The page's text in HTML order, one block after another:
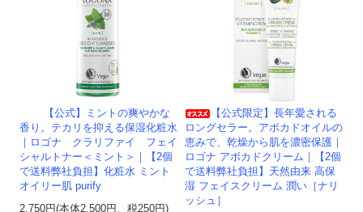
【公式】ミントの爽やかな
香り。テカリを抑える保湿化粧水
｜ロゴナ クラリファイ フェイ
シャルトナー＜ミント＞｜【2個
で送料弊社負担】化粧水 ミント
オイリー肌 purify
2,750円(本体2,500円、税250円)
【公式限定】長年愛される
ロングセラー。アボカドオイルの
恵みで、乾燥から肌を濃密保護｜
ロゴナ アボカドクリーム｜【2個
で送料弊社負担】天然由来 高保
湿 フェイスクリーム 潤い［ナリ
ッシュ］